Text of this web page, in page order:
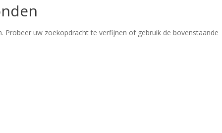
Probeer uw zoekopdracht te verfijnen of gebruik de bovenstaande